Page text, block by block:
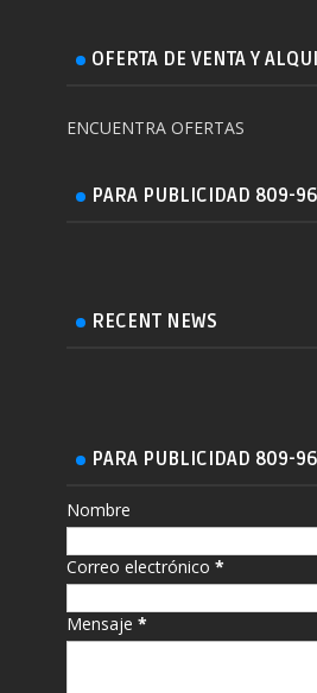
OFERTA DE VENTA Y
ENCUENTRA OFERTAS
PARA PUBLICIDAD 809-
RECENT NEWS
PARA PUBLICIDAD 809-
Nombre
Correo electrónico*
Mensaje*